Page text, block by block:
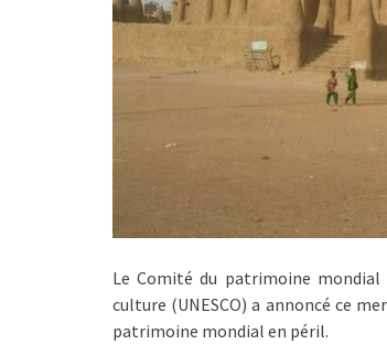
Le Comité du patrimoine mondial
culture (UNESCO) a annoncé ce
patrimoine mondial en péril.